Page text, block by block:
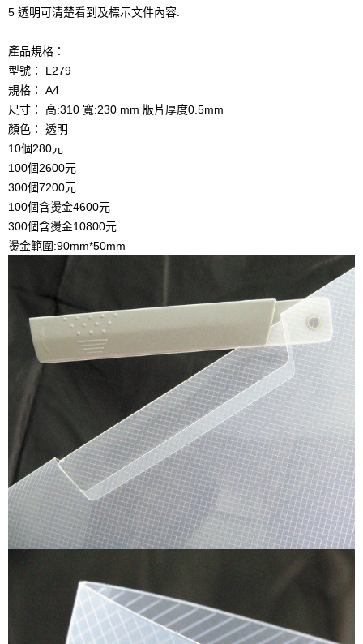
5 透明可清楚看到及標示文件內容.
產品規格：
型號： L279
規格： A4
尺寸： 高:310 寬:230 mm 版片厚度0.5mm
顏色： 透明
10個280元
100個2600元
300個7200元
100個含燙金4600元
300個含燙金10800元
燙金範圍:90mm*50mm